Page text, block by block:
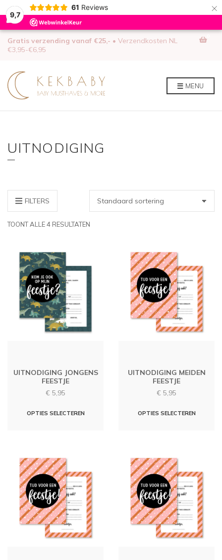
9,7
61 Reviews ×
Gratis verzending vanaf €25,- • Verzendkosten NL
€3,95-€6,95
MENU
UITNODIGING
FILTERS
TOONT ALLE 4 RESULTATEN
UITNODIGING JONGENS
FEESTJE
€ 5,95
OPTIES SELECTEREN
UITNODIGING MEIDEN
FEESTJE
€ 5,95
OPTIES SELECTEREN